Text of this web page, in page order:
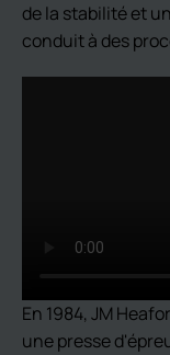
de la stabilité et
conduit à des
En 1984, JM
une presse